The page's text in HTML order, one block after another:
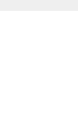
SIE EINE
RAD FÄHRT?